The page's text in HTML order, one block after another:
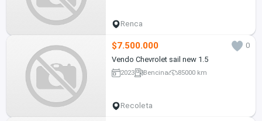
Renca
$7.500.000
0
Vendo Chevrolet sail new 1.5
2023 Bencina 85000 km
Recoleta